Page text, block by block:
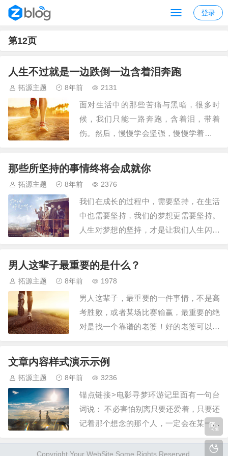
登录
第12页
人生不过就是一边跌倒一边含着泪奔跑
拓源主题 8年前 2131
面对生活中的那些苦痛与黑暗，很多时
候，我们只能一路奔跑，含着泪，带着
伤。然后，慢慢学会坚强，慢慢学着自己
上，没有开灯，拉上窗帘，房间一片黑
暗，心里似乎也很阴暗，宛如这外面的
黑，没有一丝光亮。那些无端的指责和不
由分说的评判，像一块巨大的石头压在心
上，让人喘不过气来。…
那些所坚持的事情终将会成就你
拓源主题 8年前 2376
我们在成长的过程中，需要坚持，在生活
中也需要坚持，我们的梦想更需要坚持。
人生对梦想的坚持，才是让我们人生闪闪
也没有无缘无故的遗憾。生活便是人对生
的体验，是一个生命来到世上的活法。有
的人对待e生活是消沉的，他们的一生注
定悲惨，贫穷，虚度时光;有的人轻松自在
的生活，他…
男人这辈子最重要的是什么？
拓源主题 8年前 1978
男人这辈子，最重要的一件事情，不是高
考胜败，或者某场比赛输赢，最重要的绝
对是找一个靠谱的老婆！好的老婆可以让
日上。正所谓一个成功男人的背后总有一
个默默支持他的女人！而一个糟糕的老
婆，……看看王宝强，我就不多说什么
了。所以，在座的诸位年轻才俊们，作为
过来人，一定要给…
文章内容样式演示示例
拓源主题 8年前 3236
锚点链接>电影寻梦环游记里面有一句台
词说： 不必害怕别离只要还爱着，只要还
记着那个想念的那个人，一定会在某一刻
Copyright Your WebSite.Some Rights Reserved.